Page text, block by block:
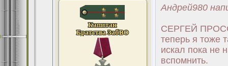
Андрей980
СЕРГЕЙ
теперь я тоже
искал пока не
вспомнить.